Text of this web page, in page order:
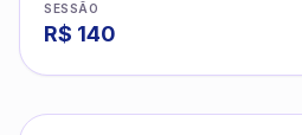
SESSÃO
R$ 140